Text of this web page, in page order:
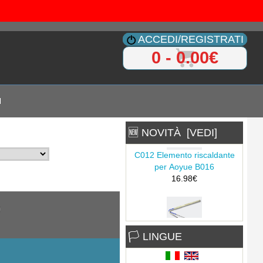
ACCEDI/REGISTRATI
0 - 0.00€
🆕 NOVITÀ [VEDI]
C012 Elemento riscaldante
per Aoyue B016
16.98€
C031 Elemento riscaldante
per Aoyue B014
9.33€
🏳 LINGUE